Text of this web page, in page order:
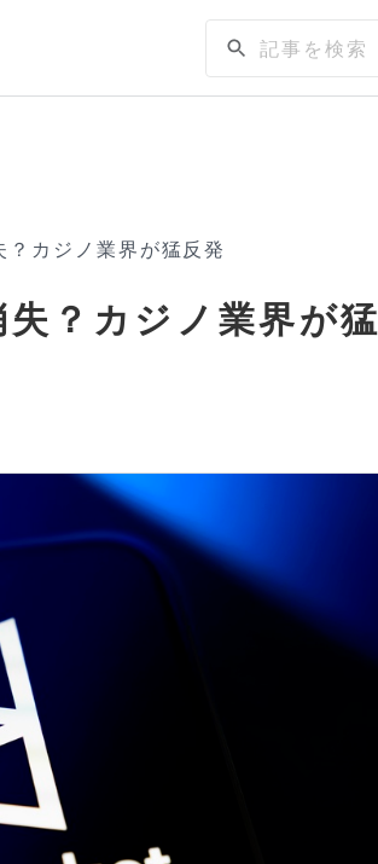
カジノ業界が猛反発
？カジノ業界が猛